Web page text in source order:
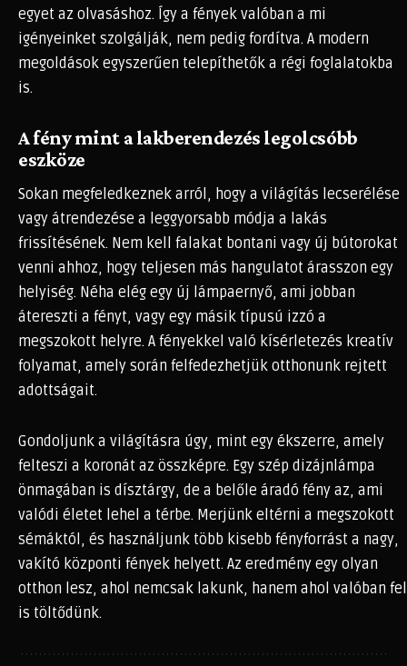
egyet az olvasáshoz. Így a fények valóban a mi
igényeinket szolgálják, nem pedig fordítva. A modern
megoldások egyszerűen telepíthetők a régi foglalatokba
is.
A fény mint a lakberendezés legolcsóbb
eszköze
Sokan megfeledkeznek arról, hogy a világítás lecserélése
vagy átrendezése a leggyorsabb módja a lakás
frissítésének. Nem kell falakat bontani vagy új bútorokat
venni ahhoz, hogy teljesen más hangulatot árasszon egy
helyiség. Néha elég egy új lámpaernyő, ami jobban
átereszti a fényt, vagy egy másik típusú izzó a
megszokott helyre. A fényekkel való kísérletezés kreatív
folyamat, amely során felfedezhetjük otthonunk rejtett
adottságait.
Gondoljunk a világításra úgy, mint egy ékszerre, amely
felteszi a koronát az összképre. Egy szép dizájnlámpa
önmagában is dísztárgy, de a belőle áradó fény az, ami
valódi életet lehel a térbe. Merjünk eltérni a megszokott
sémáktól, és használjunk több kisebb fényforrást a nagy,
vakító központi fények helyett. Az eredmény egy olyan
otthon lesz, ahol nemcsak lakunk, hanem ahol valóban fel
is töltődünk.